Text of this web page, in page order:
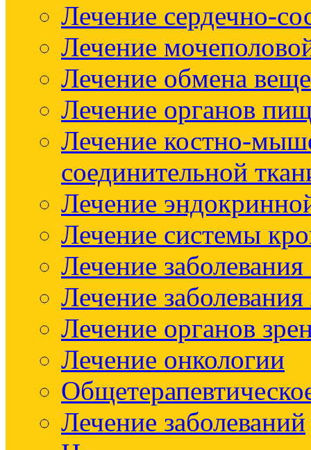
Лечение сердечно-
Лечение
Лечение обмена
Лечение органов
Лечение костно-
соединительной
Лечение
Лечение системы
Лечение
Лечение
Лечение органов
Лечение онкологии
Лечение заболеваний